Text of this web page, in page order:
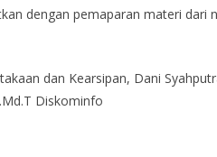
dengan pemaparan materi dari
dan Kearsipan, Dani
Diskominfo